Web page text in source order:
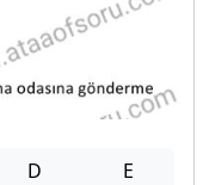
D E